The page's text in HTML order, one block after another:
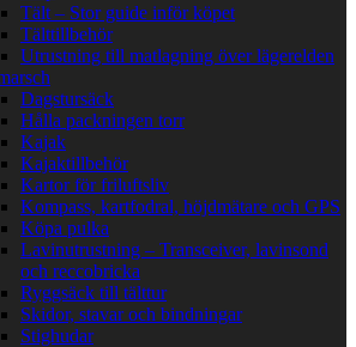
Tält – Stor guide inför köpet
Tälttillbehör
Utrustning till matlagning över lägerelden
Dagstursäck
Hålla packningen torr
Kajak
Kajaktillbehör
Kartor för friluftsliv
Kompass, kartfodral, höjdmätare och GPS
Köpa pulka
Lavinutrustning – Transceiver, lavinsond
och reccobricka
Ryggsäck till tälttur
Skidor, stavar och bindningar
Stighudar